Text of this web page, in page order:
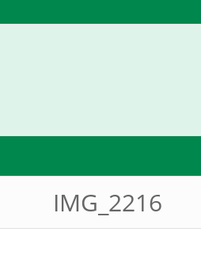
IMG_2216